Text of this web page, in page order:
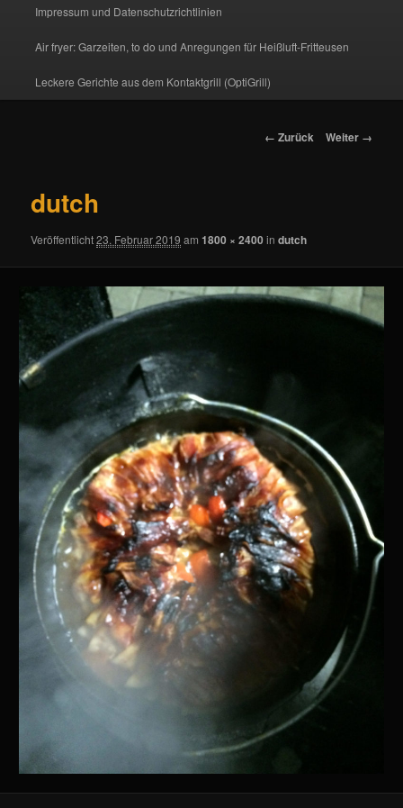
Impressum und Datenschutzrichtlinien
Air fryer: Garzeiten, to do und Anregungen für Heißluft-Fritteusen
Leckere Gerichte aus dem Kontaktgrill (OptiGrill)
Bilder-
← Zurück Weiter →
dutch
Veröffentlicht23. Februar 2019 am1800 × 2400indutch